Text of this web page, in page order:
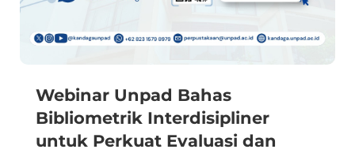
Webinar Unpad Bahas
Bibliometrik Interdisipliner
untuk Perkuat Evaluasi dan